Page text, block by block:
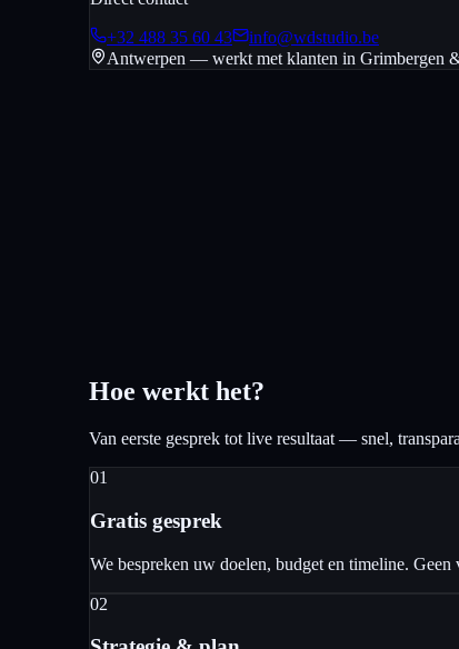
+32 488 35 60 43
info@wdstudio.be
Antwerpen — werkt met klanten in Grimbergen
Hoe werkt het?
Van eerste gesprek tot live resultaat — snel,
01
Gratis gesprek
We bespreken uw doelen, budget en timeline. Geen
02